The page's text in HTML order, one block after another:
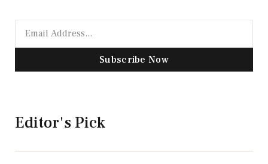
Subscribe Now
Editor's Pick